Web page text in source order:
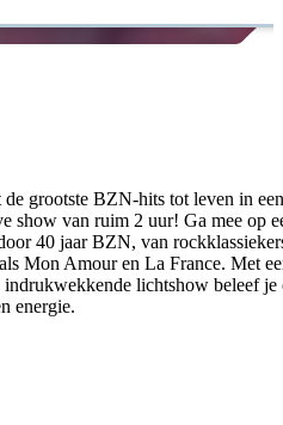
grootste BZN-hits tot leven in een
show van ruim 2 uur! Ga mee op
40 jaar BZN, van
Mon Amour en La France. Met
lichtshow beleef je
energie.